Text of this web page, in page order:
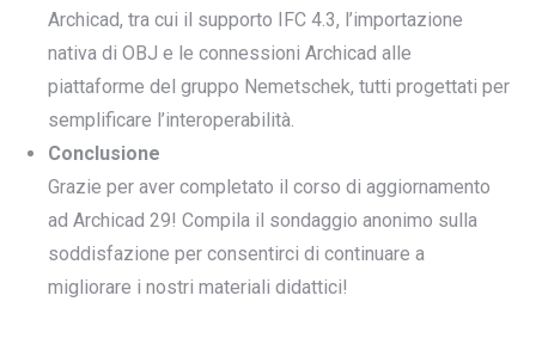
Archicad, tra cui il supporto IFC 4.3, l’importazione
nativa di OBJ e le connessioni Archicad alle
piattaforme del gruppo Nemetschek, tutti progettati per
semplificare l’interoperabilità.
Conclusione
Grazie per aver completato il corso di aggiornamento
ad Archicad 29! Compila il sondaggio anonimo sulla
soddisfazione per consentirci di continuare a
migliorare i nostri materiali didattici!